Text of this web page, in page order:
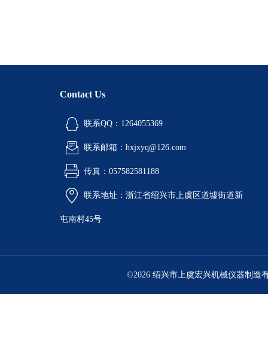
Contact Us
联系QQ：1264055369
联系邮箱：hxjxyq@126.com
传真：057582581188
联系地址：浙江省绍兴市上虞区道墟街道新
屯南村45号
©2026 绍兴市上虞宏兴机械仪器制造